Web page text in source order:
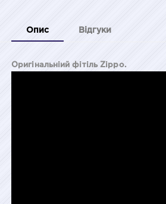
Опис Відгуки
Оригінальніий фітіль Zippo.